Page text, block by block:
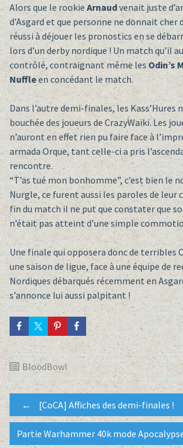
Alors que le rookie Arnaudvenait juste
d’Asgard et que personne ne donnait cher
réussi à déjouer les pronostics en se
lors d’un derby nordique ! Un match qu’il
contrôlé, contraignant même lesOdin’s
Nuffleen concédant le match.
Dans l’autre demi-finales, les Kass’Hures
bouchée des joueurs de CrazyWaïki. Les
n’auront en effet rien pu faire face à
armada Orque, tant celle-ci a pris
rencontre.
“T’as tué mon bonhomme”, c’est bien le
Nurgle, ce furent aussi les paroles de leur
fin du match il ne put que constater que
n’était pas atteint d’une simple
Une finale qui opposera donc de terribles
une saison de ligue, face à une équipe de
Nordiques débarqués récemment en
s’annonce lui aussi palpitant !
BloodBowl
Post
← [CoCA] Affiches des demi-finales !
Partie Warhammer 40k mode